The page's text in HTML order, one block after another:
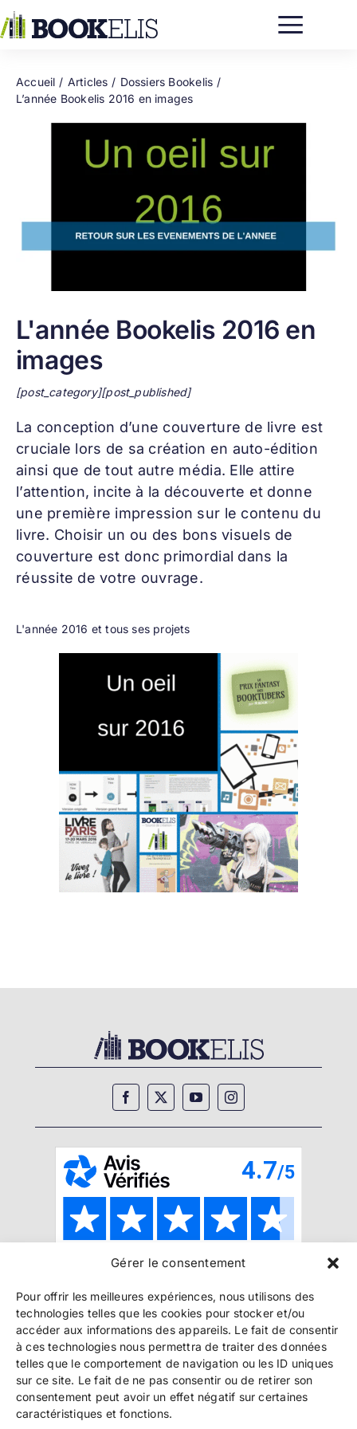
Gérer le consentement
Pour offrir les meilleures expériences, nous utilisons des
technologies telles que les cookies pour stocker et/ou
accéder aux informations des appareils. Le fait de consentir
à ces technologies nous permettra de traiter des données
telles que le comportement de navigation ou les ID uniques
sur ce site. Le fait de ne pas consentir ou de retirer son
consentement peut avoir un effet négatif sur certaines
caractéristiques et fonctions.
au
contenu
Accueil Articles
Dossiers Bookelis
L’année Bookelis 2016 en images
L'année Bookelis 2016 en
images
[post_category][post_published]
La conception d’une couverture de livre est
cruciale lors de sa création en auto-édition
ainsi que de tout autre média. Elle attire
l’attention, incite à la découverte et donne
une première impression sur le contenu du
livre. Choisir un ou des bons visuels de
couverture est donc primordial dans la
réussite de votre ouvrage.
L'année 2016 et tous ses projets
Mentions légales–Politique de confidentialité–
Paiement et sécurité
Les liens essentiels
Découvrir l’autoédition
Imprimer un livre